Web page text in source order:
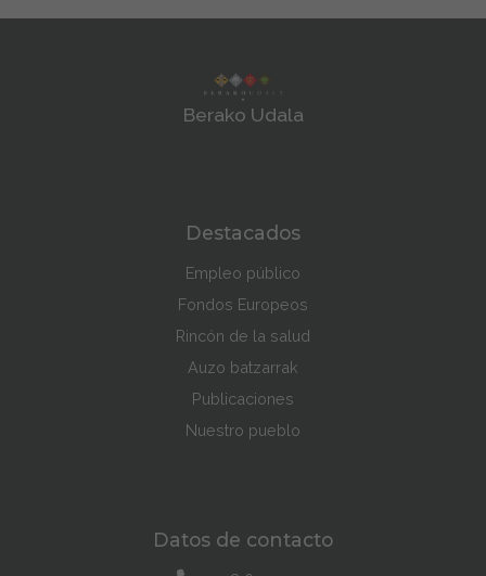
Berako Udala
Destacados
Empleo público
Fondos Europeos
Rincón de la salud
Auzo batzarrak
Publicaciones
Nuestro pueblo
Datos de contacto